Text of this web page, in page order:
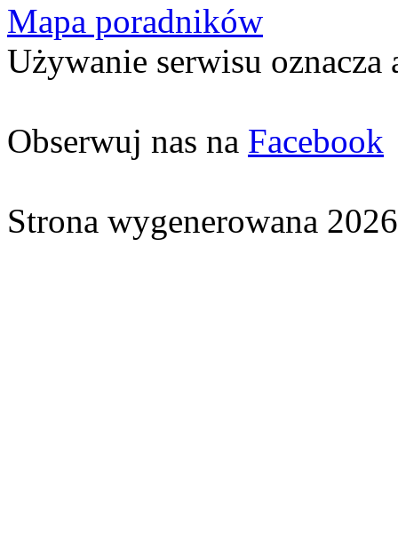
Mapa poradników
Używanie serwisu oznacza
Obserwuj nas na Facebook
Strona wygenerowana